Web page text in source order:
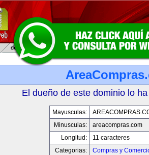
El dueño de este dominio lo
Mayusculas:
Minusculas:
areacompras.com
Longitud:
11 caracteres
Categorias:
Compras y